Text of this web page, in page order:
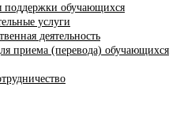
обучающихся
услуги
деятельность
приема (перевода) обучающихся